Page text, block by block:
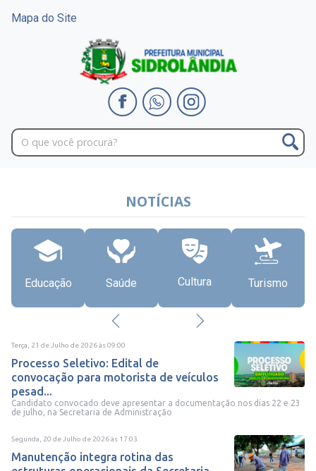
Mapa do Site
NOTÍCIAS
Educação Saúde Cultura Turismo
Terça, 21 de Julho de 2026às09:00
Processo Seletivo: Edital de
convocação para motorista de veículos
pesad...
Candidato convocado deve apresentar a documentação nos dias 22 e 23
de julho, na Secretaria de Administração
Segunda, 20 de Julho de 2026às 17:03
Manutenção integra rotina das